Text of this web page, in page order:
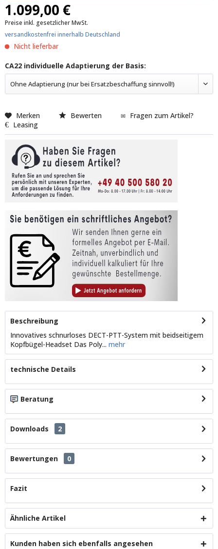
1.099,00 €
Preise inkl. gesetzlicher MwSt.
versandkostenfrei innerhalb Deutschland
Nicht lieferbar
CA22 individuelle Adaptierung der Basis:
Ohne Adaptierung (nur bei Ersatzbeschaffung sinnvoll!)
Merken Bewerten
Fragen zum Artikel?
Leasing
Beschreibung
Innovatives schnurloses DECT-PTT-System mit beidseitigem
Kopfbügel-Headset Das Poly... mehr
technische Details
Beratung
Downloads 2
Bewertungen 0
Fazit
Ähnliche Artikel
Kunden haben sich ebenfalls angesehen